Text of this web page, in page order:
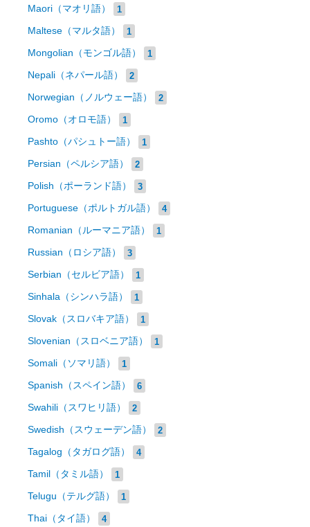
Maori（マオリ語） 1
Maltese（マルタ語） 1
Mongolian（モンゴル語） 1
Nepali（ネパール語） 2
Norwegian（ノルウェー語） 2
Oromo（オロモ語） 1
Pashto（パシュトー語） 1
Persian（ペルシア語） 2
Polish（ポーランド語） 3
Portuguese（ポルトガル語） 4
Romanian（ルーマニア語） 1
Russian（ロシア語） 3
Serbian（セルビア語） 1
Sinhala（シンハラ語） 1
Slovak（スロバキア語） 1
Slovenian（スロベニア語） 1
Somali（ソマリ語） 1
Spanish（スペイン語） 6
Swahili（スワヒリ語） 2
Swedish（スウェーデン語） 2
Tagalog（タガログ語） 4
Tamil（タミル語） 1
Telugu（テルグ語） 1
Thai（タイ語） 4